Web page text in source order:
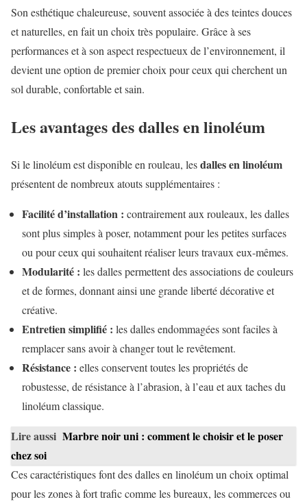
Son esthétique chaleureuse, souvent associée à des teintes douces
et naturelles, en fait un choix très populaire. Grâce à ses
performances et à son aspect respectueux de l’environnement, il
devient une option de premier choix pour ceux qui cherchent un
sol durable, confortable et sain.
Les avantages des dalles en linoléum
Si le linoléum est disponible en rouleau, lesdalles en linoléum
présentent de nombreux atouts supplémentaires :
Facilité d’installation : contrairement aux rouleaux, les dalles
sont plus simples à poser, notamment pour les petites surfaces
ou pour ceux qui souhaitent réaliser leurs travaux eux-mêmes.
Modularité : les dalles permettent des associations de couleurs
et de formes, donnant ainsi une grande liberté décorative et
créative.
Entretien simplifié : les dalles endommagées sont faciles à
remplacer sans avoir à changer tout le revêtement.
Résistance : elles conservent toutes les propriétés de
robustesse, de résistance à l’abrasion, à l’eau et aux taches du
linoléum classique.
Lire aussi Marbre noir uni : comment le choisir et le poser
chez soi
Ces caractéristiques font des dalles en linoléum un choix optimal
pour les zones à fort trafic comme les bureaux, les commerces ou